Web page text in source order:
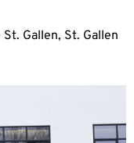
Gallen, St. Gallen